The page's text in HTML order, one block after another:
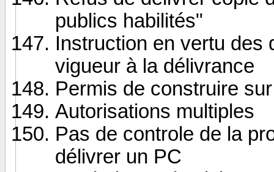
publics habilités"
Instruction en vertu des
vigueur à la délivrance
Permis de construire
Autorisations multiples
Pas de controle de la
délivrer un PC